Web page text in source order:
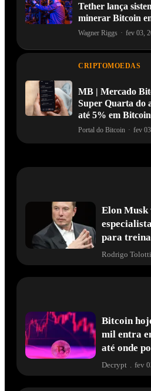
Tether lança
minerar Bitcoin
Wagner Riggs · fev 03,
CRIPTOMOEDAS
MB | Mercado
Super Quarta do
até 5% em Bitcoin
Portal do Bitcoin · fev
Elon
para
Rodrigo Tolotti
Bitcoin
mil entra
até onde
Decrypt . fev